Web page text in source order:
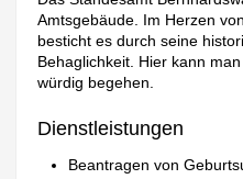
Amtsgebäude. Im Herzen
besticht es durch seine
Behaglichkeit. Hier kann
würdig begehen.
Dienstleistungen
Beantragen von